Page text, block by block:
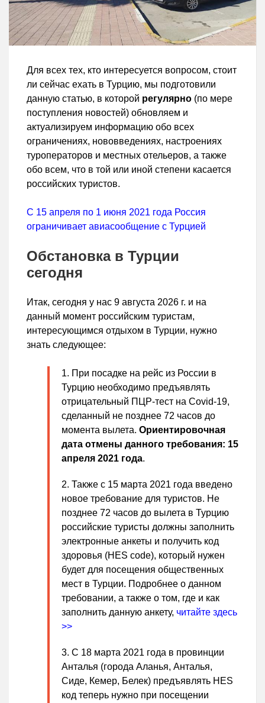
Для всех тех, кто интересуется вопросом, стоит
ли сейчас ехать в Турцию, мы подготовили
данную статью, в которой регулярно (по мере
поступления новостей) обновляем и
актуализируем информацию обо всех
ограничениях, нововведениях, настроениях
туроператоров и местных отельеров, а также
обо всем, что в той или иной степени касается
российских туристов.
С 15 апреля по 1 июня 2021 года Россия
ограничивает авиасообщение с Турцией
Обстановка в Турции
сегодня
Итак, сегодня у нас 9 августа 2026 г. и на
данный момент российским туристам,
интересующимся отдыхом в Турции, нужно
знать следующее:
При посадке на рейс из России в
Турцию необходимо предъявлять
отрицательный ПЦР-тест на Covid-19,
сделанный не позднее 72 часов до
момента вылета. Ориентировочная
дата отмены данного требования: 15
апреля 2021 года.
Также с 15 марта 2021 года введено
новое требование для туристов. Не
позднее 72 часов до вылета в Турцию
российские туристы должны заполнить
электронные анкеты и получить код
здоровья (HES code), который нужен
будет для посещения общественных
мест в Турции. Подробнее о данном
требовании, а также о том, где и как
заполнить данную анкету, читайте здесь
>>
С 18 марта 2021 года в провинции
Анталья (города Аланья, Анталья,
Сиде, Кемер, Белек) предъявлять HES
код теперь нужно при посещении